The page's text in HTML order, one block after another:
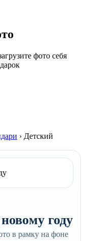
фото себя
› Детский
году
в рамку на фоне